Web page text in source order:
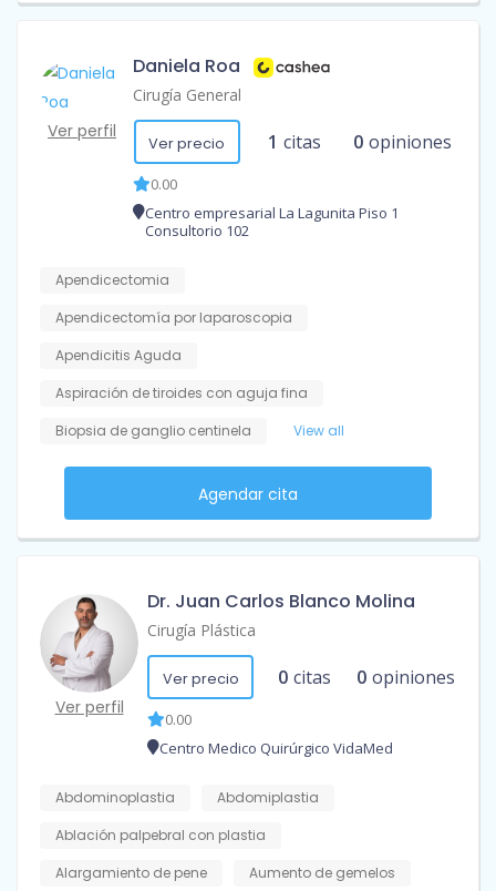
Ver perfil
Daniela Roa
Cirugía General
Ver precio 1 citas 0 opiniones
0.00
Centro empresarial La Lagunita Piso 1
Consultorio 102
Apendicectomia
Apendicectomía por laparoscopia
Apendicitis Aguda
Aspiración de tiroides con aguja fina
Biopsia de ganglio centinela
View all
Agendar cita
Ver perfil
Dr. Juan Carlos Blanco Molina
Cirugía Plástica
Ver precio 0 citas 0 opiniones
0.00
Centro Medico Quirúrgico VidaMed
Abdominoplastia
Abdomiplastia
Ablación palpebral con plastia
Alargamiento de pene
Aumento de gemelos